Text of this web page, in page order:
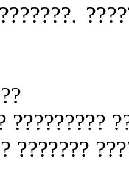
?????????
???????